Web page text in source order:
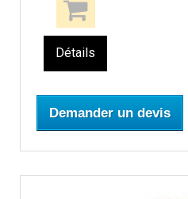
Détails
Demander un devis